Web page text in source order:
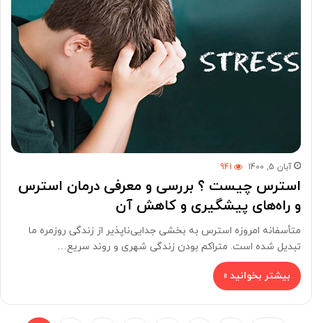
آبان 5, 1400 941
استرس چیست ؟ بررسی و معرفی درمان استرس
و راه‌های پیشگیری و کاهش آن
متأسفانه امروزه استرس به بخشی جدایی‌ناپذیر از زندگی روزمره ما
تبدیل شده است. متراکم بودن زندگی شهری و روند سریع…
بیشتر بخوانید »